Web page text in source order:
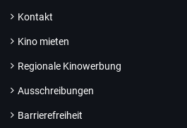
Kontakt
Kino mieten
Regionale Kinowerbung
Ausschreibungen
Barrierefreiheit